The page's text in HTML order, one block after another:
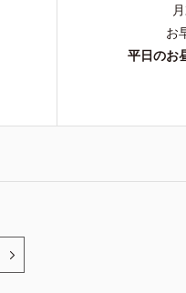
お
平日のお